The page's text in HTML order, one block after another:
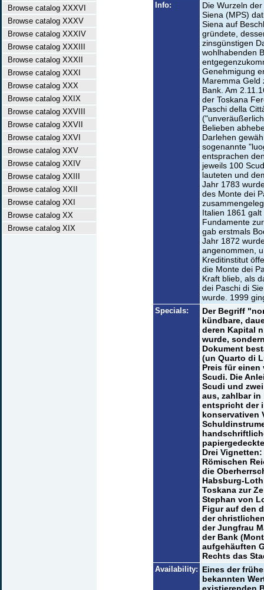
Browse catalog XXXVI
Browse catalog XXXV
Browse catalog XXXIV
Browse catalog XXXIII
Browse catalog XXXII
Browse catalog XXXI
Browse catalog XXX
Browse catalog XXIX
Browse catalog XXVIII
Browse catalog XXVII
Browse catalog XXVI
Browse catalog XXV
Browse catalog XXIV
Browse catalog XXIII
Browse catalog XXII
Browse catalog XXI
Browse catalog XX
Browse catalog XIX
Info:
Die Wurzeln
Siena (MPS)
Siena auf
gründete,
zinsgünstigen
wohlhabenden
Genehmigung
Maremma Geld
Bank. Am
der Toskana
Paschi della
Belieben
Darlehen
sogenannte
entsprachen
jeweils 100
lauteten und
Jahr 1783
des Monte dei
Italien 1861
Fundamente
gab erstmals
Jahr 1872
angenommen,
Kreditinstitut
die Monte dei
Kraft blieb, als
dei Paschi di
wurde. 1999
Specials:
Der Begriff
kündbare,
deren Kapital
wurde,
Dokument
(un Quarto di
Preis für
Scudi. Die
Scudi und
aus, zahlbar in
entspricht der
konservativen
Drei
Römischen
die
Habsburg-
Toskana zur
Stephan von
Figur auf den
der
der Jungfrau
der Bank
aufgehäuften
Rechts das
Availability: Eines der
bekannten